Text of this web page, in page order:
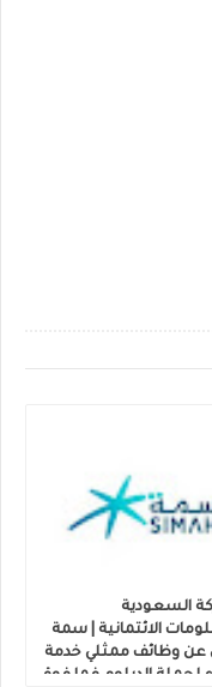
السعودية
الائتمانية | سمة
عن وظائف ممثلي خدمة
لحملة الدبلوم فما فوق